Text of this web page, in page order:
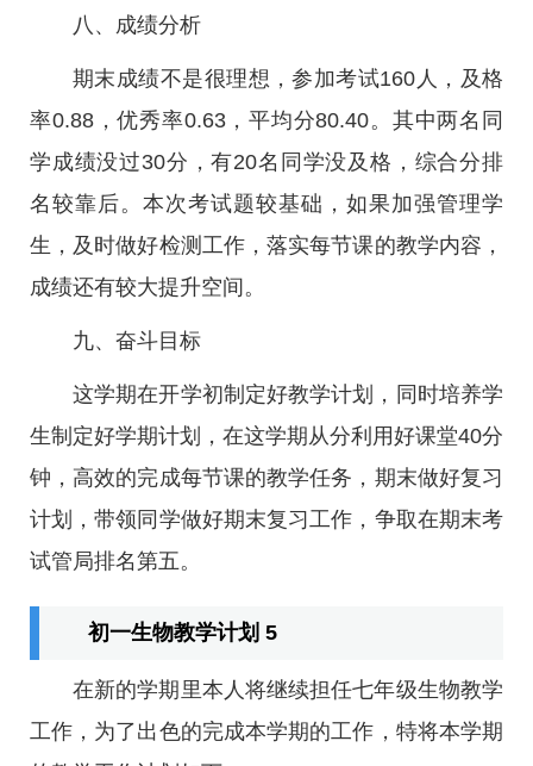
八、成绩分析
期末成绩不是很理想，参加考试160人，及格
率0.88，优秀率0.63，平均分80.40。其中两名同
学成绩没过30分，有20名同学没及格，综合分排
名较靠后。本次考试题较基础，如果加强管理学
生，及时做好检测工作，落实每节课的教学内容，
成绩还有较大提升空间。
九、奋斗目标
这学期在开学初制定好教学计划，同时培养学
生制定好学期计划，在这学期从分利用好课堂40分
钟，高效的完成每节课的教学任务，期末做好复习
计划，带领同学做好期末复习工作，争取在期末考
试管局排名第五。
初一生物教学计划 5
在新的学期里本人将继续担任七年级生物教学
工作，为了出色的完成本学期的工作，特将本学期